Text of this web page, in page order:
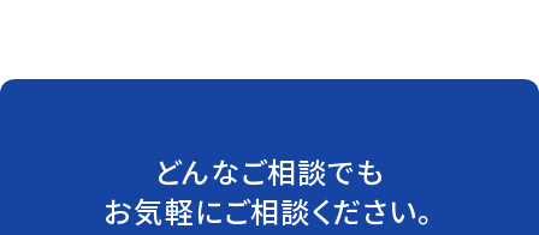
どんなご相談でも
お気軽にご相談ください。